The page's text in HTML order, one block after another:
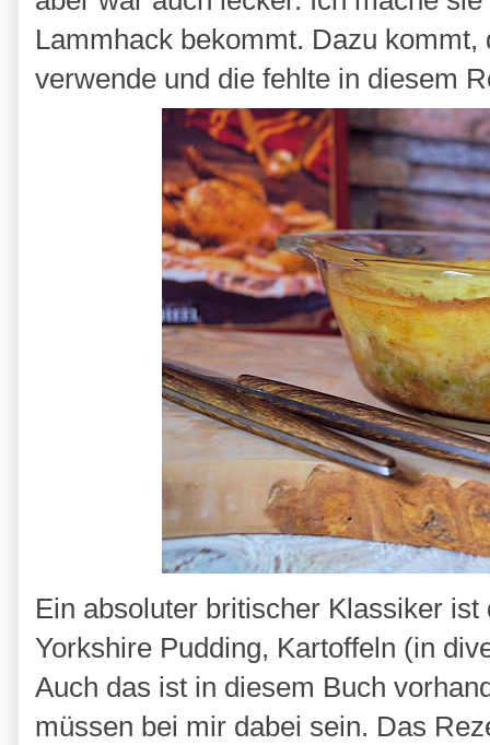
Lammhack bekommt. Dazu
verwende und die fehlte in diesem
Ein absoluter britischer Klassiker
Yorkshire Pudding, Kartoffeln (in
Auch das ist in diesem Buch
müssen bei mir dabei sein. Das